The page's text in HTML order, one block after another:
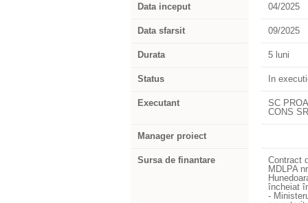
Data inceput 04/2025
Data sfarsit 09/2025
Durata 5 luni
Status In
Executant
SC
CONS
Manager proiect
Sursa de finantare
Contract
MDLPA
încheiat
-